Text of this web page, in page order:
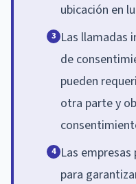
ubicación en
3 Las llamadas
de
pueden
otra parte y
4 Las
para